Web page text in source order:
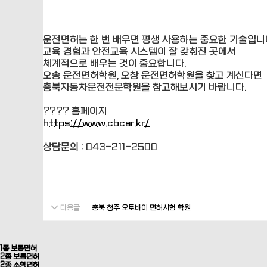
운전면허는 한 번 배우면 평생 사용하는 중요한 기술입니
교육 경험과 안전교육 시스템이 잘 갖춰진 곳에서
체계적으로 배우는 것이 중요합니다.
오송 운전면허학원, 오창 운전면허학원을 찾고 계신다면
충북자동차운전전문학원을 참고해보시기 바랍니다.
???? 홈페이지
https://www.cbcar.kr/
상담문의 : 043-211-2500
다음글 충북 청주 오토바이 면허시험 학원
1종 보통면허
2종 보통면허
2종 소형면허